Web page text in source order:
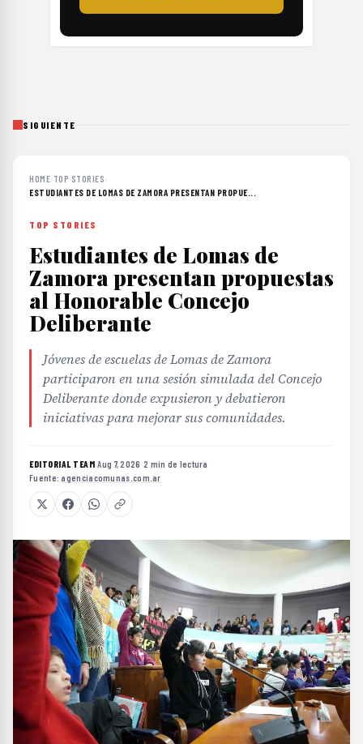
SIGUIENTE
HOME› TOP STORIES›
ESTUDIANTES DE LOMAS DE ZAMORA PRESENTAN PROPUE...
TOP STORIES
Estudiantes de Lomas de
Zamora presentan propuestas
al Honorable Concejo
Deliberante
Jóvenes de escuelas de Lomas de Zamora
participaron en una sesión simulada del Concejo
Deliberante donde expusieron y debatieron
iniciativas para mejorar sus comunidades.
EDITORIAL TEAM·Aug 7, 2026 ·2 min de lectura ·
Fuente:agenciacomunas.com.ar